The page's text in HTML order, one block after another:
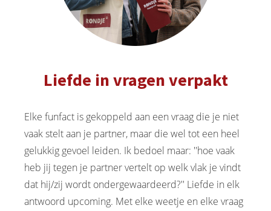
Liefde in vragen verpakt
Elke funfact is gekoppeld aan een vraag die je niet
vaak stelt aan je partner, maar die wel tot een heel
gelukkig gevoel leiden. Ik bedoel maar: ''hoe vaak
heb jij tegen je partner vertelt op welk vlak je vindt
dat hij/zij wordt ondergewaardeerd?'' Liefde in elk
antwoord upcoming. Met elke weetje en elke vraag